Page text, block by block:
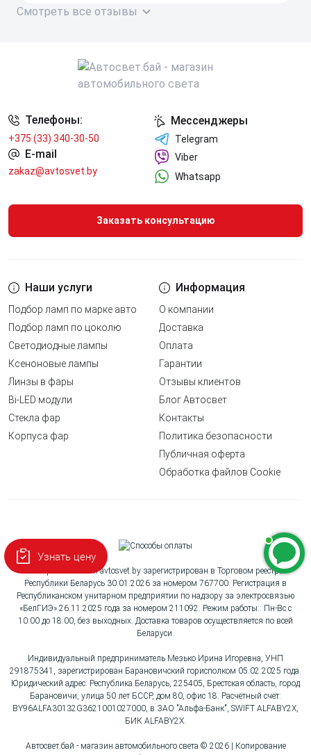
Смотреть все отзывы
Телефоны:
+375 (33) 340-30-50
E-mail
zakaz@avtosvet.by
Мессенджеры
Telegram
Viber
Whatsapp
Заказать консультацию
Наши услуги
Подбор ламп по марке авто
Подбор ламп по цоколю
Светодиодные лампы
Ксеноновые лампы
Линзы в фары
Bi-LED модули
Стекла фар
Корпуса фар
Информация
О компании
Доставка
Оплата
Гарантии
Отзывы клиентов
Блог Автосвет
Контакты
Политика безопасности
Публичная оферта
Обработка файлов Cookie
Интернет-магазин avtosvet.by зарегистрирован в Торговом реестре
Республики Беларусь 30.01.2026 за номером 767700. Регистрация в
Республиканском унитарном предприятии по надзору за электросвязью
«БелГИЭ» 26.11.2025 года за номером 211092. Режим работы:: Пн-Вс с
10:00 до 18:00, без выходных. Доставка товаров осуществляется по всей
Беларуси.
Индивидуальный предприниматель Мезько Ирина Игоревна, УНП
291875341, зарегистрирован Барановичский горисполком 05.02.2025 года.
Юридический адрес: Республика Беларусь, 225405, Брестская область, город
Барановичи, улица 50 лет БССР, дом 80, офис 18. Расчётный счёт:
BY96ALFA30132G3621001027000, в ЗАО "Альфа-Банк", SWIFT ALFABY2X,
БИК ALFABY2X.
Автосвет.бай - магазин автомобильного света © 2026 | Копирование
Узнать цену